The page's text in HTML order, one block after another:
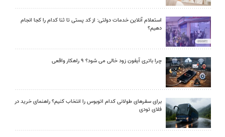
استعلام آنلاین خدمات دولتی: از کد پستی تا ثنا کدام را کجا انجام
دهیم؟
چرا باتری آیفون زود خالی می شود؟ ۹ راهکار واقعی
برای سفرهای طولانی کدام اتوبوس را انتخاب کنیم؟ راهنمای خرید در
فلای تودی